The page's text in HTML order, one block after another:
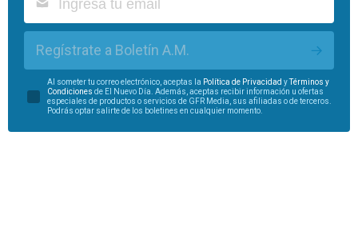
Regístrate a Boletín A.M.
Al someter tu correo electrónico, aceptas la Política de Privacidad yTérminos y
Condiciones de El Nuevo Día. Además, aceptas recibir información u ofertas
especiales de productos o servicios de GFR Media, sus afiliadas o de terceros.
Podrás optar salirte de los boletines en cualquier momento.